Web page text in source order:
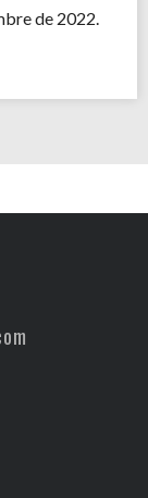
de 2022.